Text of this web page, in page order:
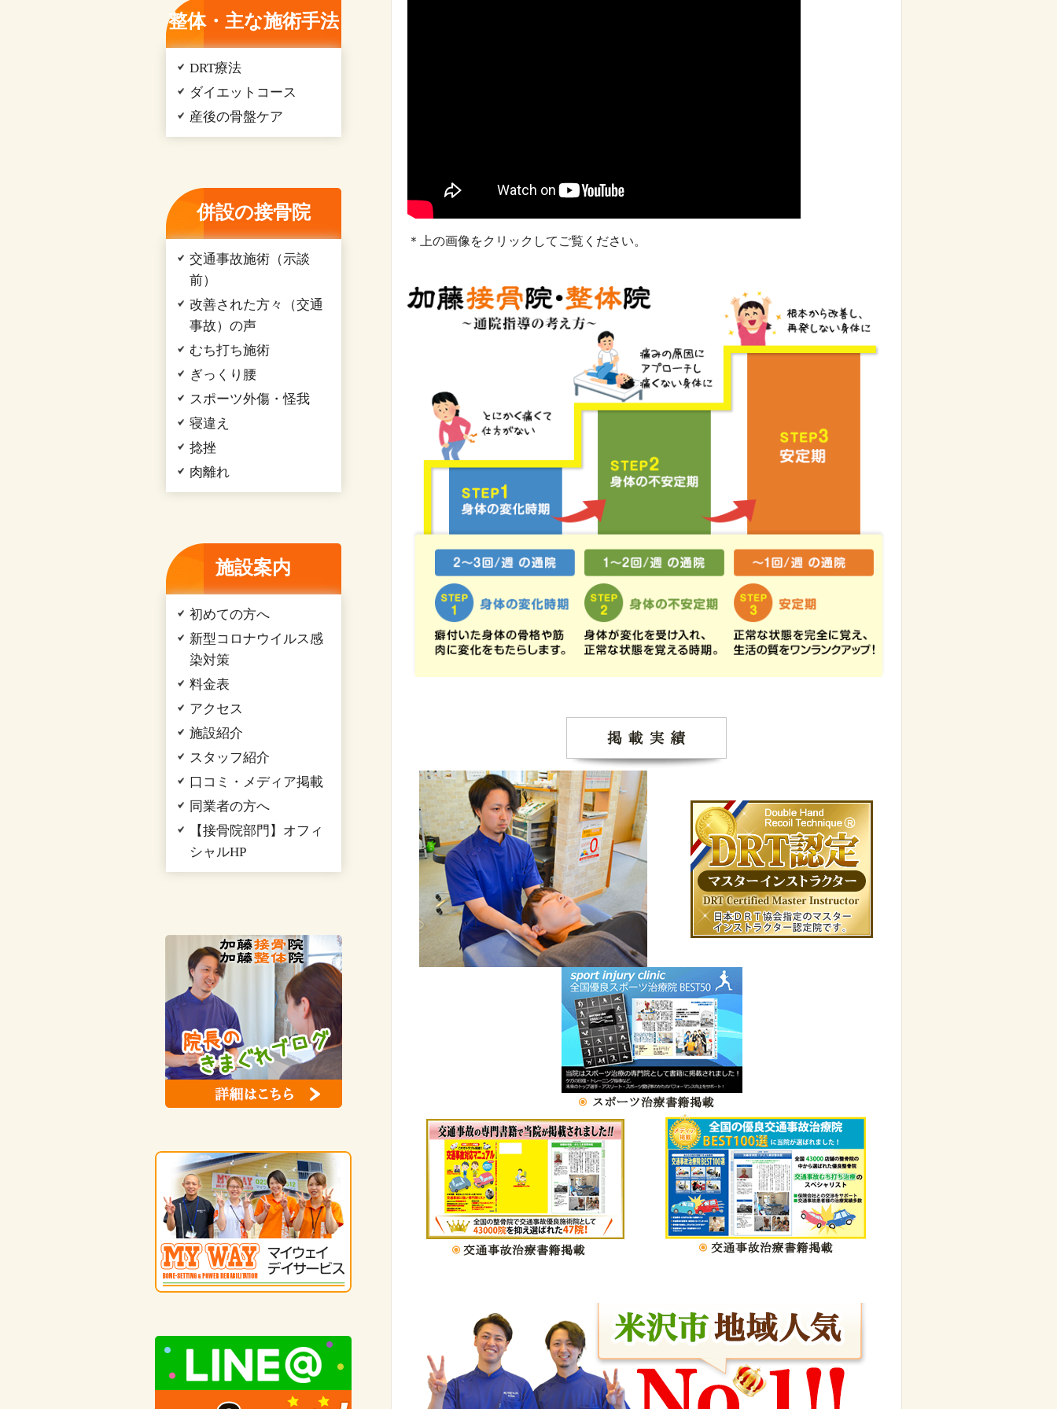
＊上の画像をクリックしてご覧ください。
整体・主な施術手法
DRT療法
ダイエットコース
産後の骨盤ケア
併設の接骨院
交通事故施術（示談
前）
改善された方々（交通
事故）の声
むち打ち施術
ぎっくり腰
スポーツ外傷・怪我
寝違え
捻挫
肉離れ
施設案内
初めての方へ
新型コロナウイルス感
染対策
料金表
アクセス
施設紹介
スタッフ紹介
口コミ・メディア掲載
同業者の方へ
【接骨院部門】オフィ
シャルHP